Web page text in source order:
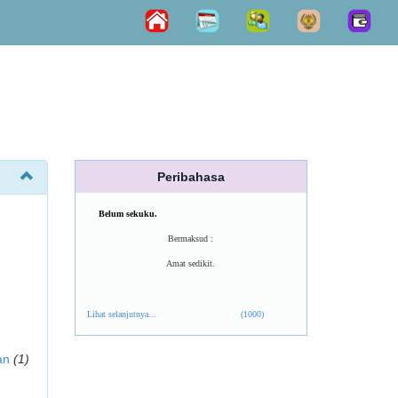
(1)
Peribahasa
Belum sekuku.
Bermaksud :
Amat sedikit.
Lihat selanjutnya... (1000)